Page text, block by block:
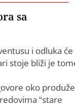
sa
i odluka će
stoje bliži je
oko
“stare